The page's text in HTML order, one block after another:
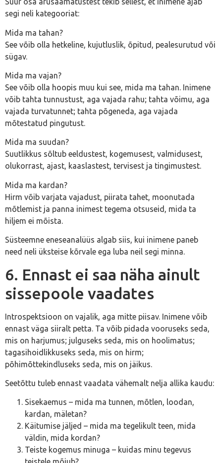
segi neli kategooriat:
Mida ma tahan?
See võib olla hetkeline, kujutluslik, õpitud, pealesurutud või
sügav.
Mida ma vajan?
See võib olla hoopis muu kui see, mida ma tahan. Inimene
võib tahta tunnustust, aga vajada rahu; tahta võimu, aga
vajada turvatunnet; tahta põgeneda, aga vajada
mõtestatud pingutust.
Mida ma suudan?
Suutlikkus sõltub eeldustest, kogemusest, valmidusest,
olukorrast, ajast, kaaslastest, tervisest ja tingimustest.
Mida ma kardan?
Hirm võib varjata vajadust, piirata tahet, moonutada
mõtlemist ja panna inimest tegema otsuseid, mida ta
hiljem ei mõista.
Süsteemne eneseanalüüs algab siis, kui inimene paneb
need neli üksteise kõrvale ega luba neil segi minna.
6. Ennast ei saa näha ainult
sissepoole vaadates
Introspektsioon on vajalik, aga mitte piisav. Inimene võib
ennast väga siiralt petta. Ta võib pidada vooruseks seda,
mis on harjumus; julguseks seda, mis on hoolimatus;
tagasihoidlikkuseks seda, mis on hirm;
põhimõttekindluseks seda, mis on jäikus.
Seetõttu tuleb ennast vaadata vähemalt nelja allika kaudu:
Sisekaemus – mida ma tunnen, mõtlen, loodan,
kardan, mäletan?
Käitumise jäljed – mida ma tegelikult teen, mida
väldin, mida kordan?
Teiste kogemus minuga – kuidas minu tegevus